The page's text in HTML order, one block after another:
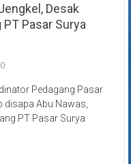
Desak
Pasar Surya
0
Pedagang Pasar
disapa Abu Nawas,
PT Pasar Surya